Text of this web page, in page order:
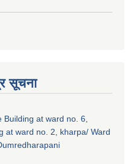
सूचना
Building at ward no. 6,
at ward no. 2, kharpa/ Ward